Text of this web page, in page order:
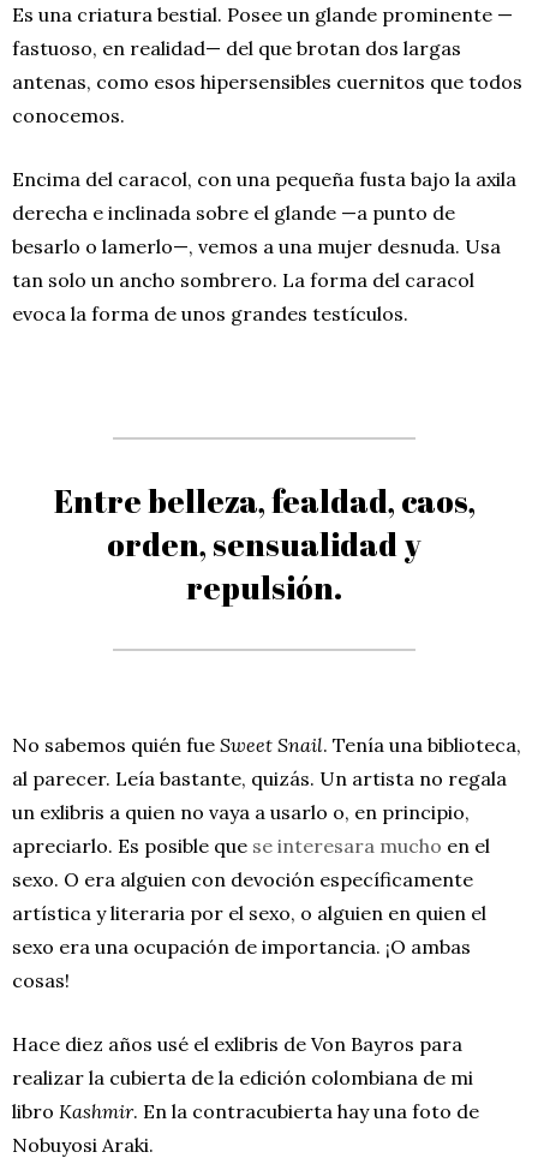
Es una criatura bestial. Posee un glande prominente —
fastuoso, en realidad— del que brotan dos largas
antenas, como esos hipersensibles cuernitos que todos
conocemos.
Encima del caracol, con una pequeña fusta bajo la axila
derecha e inclinada sobre el glande —a punto de
besarlo o lamerlo—, vemos a una mujer desnuda. Usa
tan solo un ancho sombrero. La forma del caracol
evoca la forma de unos grandes testículos.
Entre belleza, fealdad, caos,
orden, sensualidad y
repulsión.
No sabemos quién fue Sweet Snail. Tenía una biblioteca,
al parecer. Leía bastante, quizás. Un artista no regala
un exlibris a quien no vaya a usarlo o, en principio,
apreciarlo. Es posible que se interesara mucho en el
sexo. O era alguien con devoción específicamente
artística y literaria por el sexo, o alguien en quien el
sexo era una ocupación de importancia. ¡O ambas
cosas!
Hace diez años usé el exlibris de Von Bayros para
realizar la cubierta de la edición colombiana de mi
libro Kashmir. En la contracubierta hay una foto de
Nobuyosi Araki.